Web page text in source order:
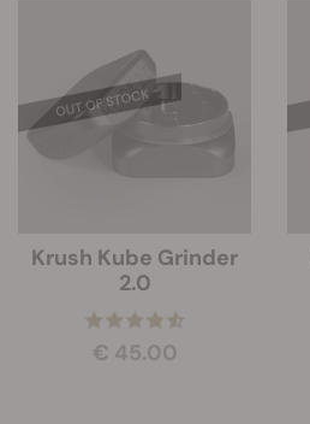
Krush Kube Grinder
2.0
€ 45.00